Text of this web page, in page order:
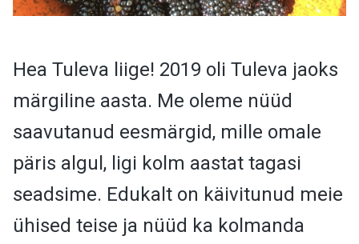
Hea Tuleva liige! 2019 oli Tuleva jaoks
märgiline aasta. Me oleme nüüd
saavutanud eesmärgid, mille omale
päris algul, ligi kolm aastat tagasi
seadsime. Edukalt on käivitunud meie
ühised teise ja nüüd ka kolmanda